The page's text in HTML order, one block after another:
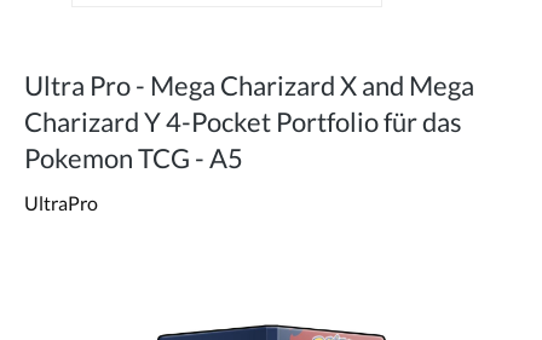
Ultra Pro - Mega Charizard X and Mega
Charizard Y 4-Pocket Portfolio für das
Pokemon TCG - A5
UltraPro